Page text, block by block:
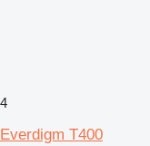
4
Everdigm T400